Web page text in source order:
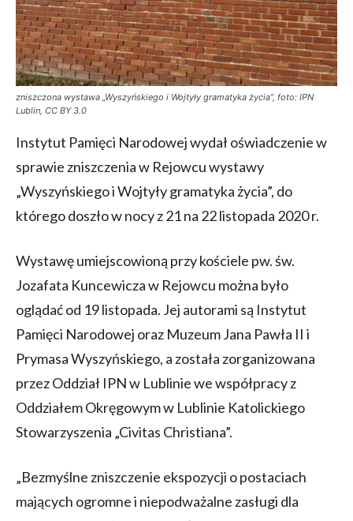
zniszczona wystawa „Wyszyńskiego i Wojtyły gramatyka życia”, foto: IPN
Lublin, CC BY 3.0
Instytut Pamięci Narodowej wydał oświadczenie w
sprawie zniszczenia w Rejowcu wystawy
„Wyszyńskiego i Wojtyły gramatyka życia”, do
którego doszło w nocy z 21 na 22 listopada 2020 r.
Wystawę umiejscowioną przy kościele pw. św.
Jozafata Kuncewicza w Rejowcu można było
oglądać od 19 listopada. Jej autorami są Instytut
Pamięci Narodowej oraz Muzeum Jana Pawła II i
Prymasa Wyszyńskiego, a została zorganizowana
przez Oddział IPN w Lublinie we współpracy z
Oddziałem Okręgowym w Lublinie Katolickiego
Stowarzyszenia „Civitas Christiana”.
„Bezmyślne zniszczenie ekspozycji o postaciach
mających ogromne i niepodważalne zasługi dla